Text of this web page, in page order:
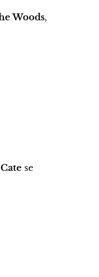
Woods,
Cate se